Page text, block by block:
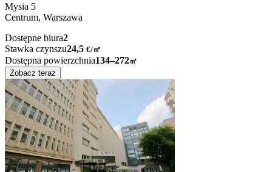
Mysia 5
Centrum, Warszawa
Dostępne biura2
Stawka czynszu24,5 €/㎡
Dostępna powierzchnia134–272㎡
Zobacz teraz